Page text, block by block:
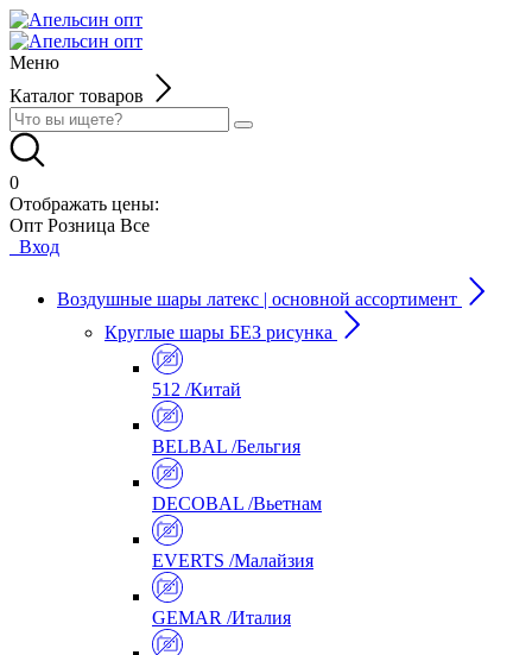
Меню
Каталог товаров
0
Отображать цены:
Опт Розница Все
Вход
Воздушные шары латекс | основной ассортимент
Круглые шары БЕЗ рисунка
512 /Китай
BELBAL /Бельгия
DECOBAL /Вьетнам
EVERTS /Малайзия
GEMAR /Италия